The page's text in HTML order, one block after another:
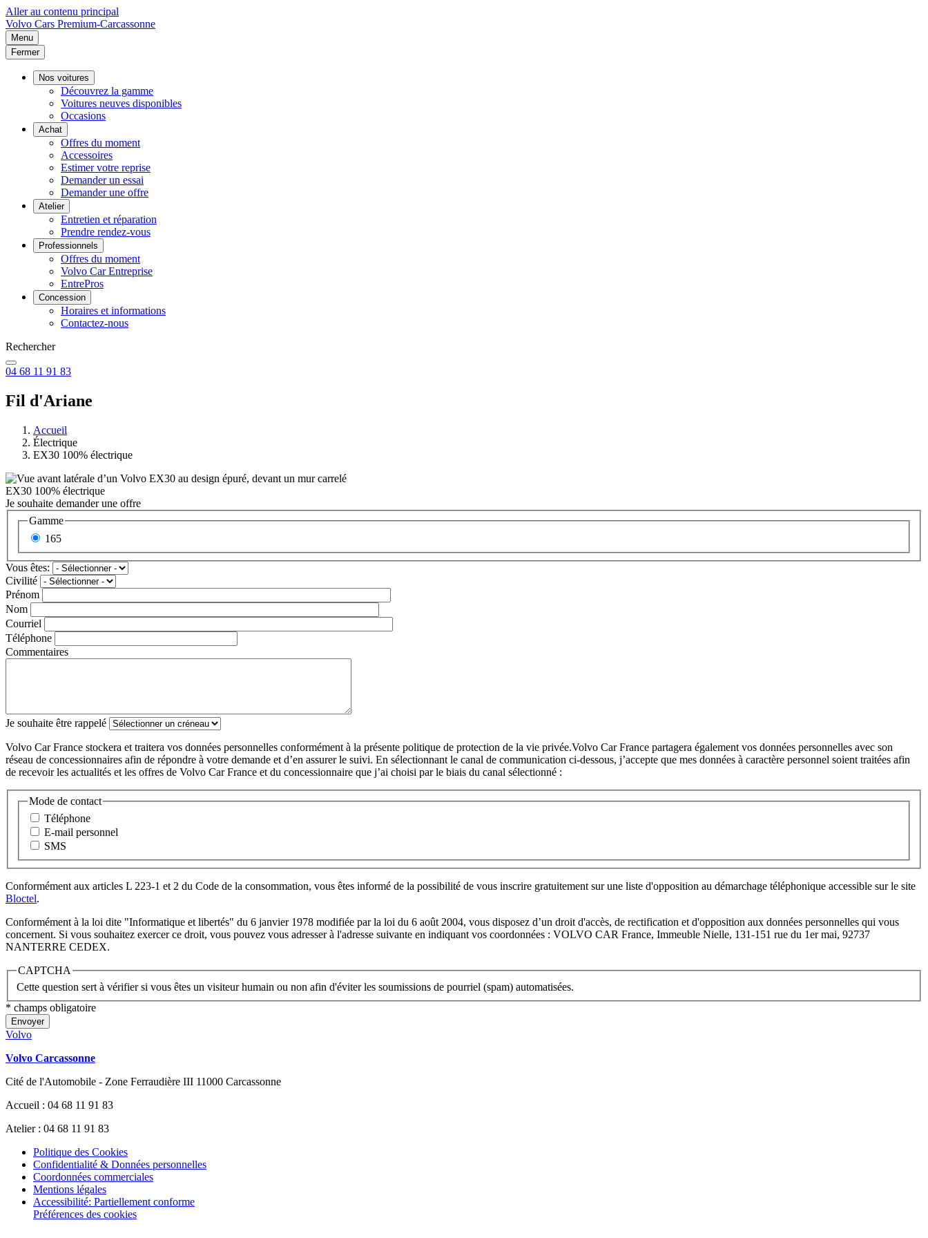
Aller au contenu principal
Volvo Cars Premium-Carcassonne
Menu
Fermer
Nos voitures
Découvrez la gamme
Voitures neuves disponibles
Occasions
Achat
Offres du moment
Accessoires
Estimer votre reprise
Demander un essai
Demander une offre
Atelier
Entretien et réparation
Prendre rendez-vous
Professionnels
Offres du moment
Volvo Car Entreprise
EntrePros
Concession
Horaires et informations
Contactez-nous
Rechercher
04 68 11 91 83
Fil d'Ariane
Accueil
Électrique
EX30 100% électrique
EX30 100% électrique
Je souhaite demander une offre
Gamme
165
Vous êtes:
Civilité
Prénom
Nom
Courriel
Téléphone
Commentaires
Je souhaite être rappelé
Volvo Car France stockera et traitera vos données personnelles conformément à la présente politique de protection de la vie privée.Volvo Car France partagera également vos données personnelles avec son
réseau de concessionnaires afin de répondre à votre demande et d’en assurer le suivi. En sélectionnant le canal de communication ci-dessous, j’accepte que mes données à caractère personnel soient traitées afin
de recevoir les actualités et les offres de Volvo Car France et du concessionnaire que j’ai choisi par le biais du canal sélectionné :
Mode de contact
Téléphone
E-mail personnel
SMS
Conformément aux articles L 223-1 et 2 du Code de la consommation, vous êtes informé de la possibilité de vous inscrire gratuitement sur une liste d'opposition au démarchage téléphonique accessible sur le site
Bloctel.
Conformément à la loi dite "Informatique et libertés" du 6 janvier 1978 modifiée par la loi du 6 août 2004, vous disposez d’un droit d'accès, de rectification et d'opposition aux données personnelles qui vous
concernent. Si vous souhaitez exercer ce droit, vous pouvez vous adresser à l'adresse suivante en indiquant vos coordonnées : VOLVO CAR France, Immeuble Nielle, 131-151 rue du 1er mai, 92737
NANTERRE CEDEX.
CAPTCHA
Cette question sert à vérifier si vous êtes un visiteur humain ou non afin d'éviter les soumissions de pourriel (spam) automatisées.
* champs obligatoire
Envoyer
Volvo
Volvo Carcassonne
Cité de l'Automobile - Zone Ferraudière III 11000 Carcassonne
Accueil : 04 68 11 91 83
Atelier : 04 68 11 91 83
Politique des Cookies
Confidentialité & Données personnelles
Coordonnées commerciales
Mentions légales
Accessibilité: Partiellement conforme
Préférences des cookies